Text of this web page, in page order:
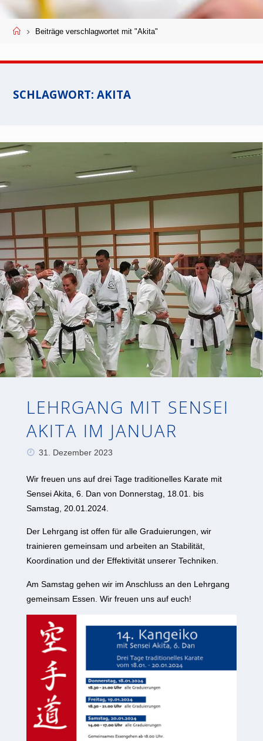
StartBeiträge verschlagwortet mit "Akita"
SCHLAGWORT:AKITA
LEHRGANG MIT SENSEI
AKITA IM JANUAR
31. Dezember 2023
Wir freuen uns auf drei Tage traditionelles Karate mit
Sensei Akita, 6. Dan von Donnerstag, 18.01. bis
Samstag, 20.01.2024.
Der Lehrgang ist offen für alle Graduierungen, wir
trainieren gemeinsam und arbeiten an Stabilität,
Koordination und der Effektivität unserer Techniken.
Am Samstag gehen wir im Anschluss an den Lehrgang
gemeinsam Essen. Wir freuen uns auf euch!